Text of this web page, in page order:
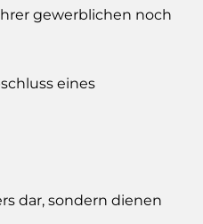
gewerblichen noch
eines
dar, sondern dienen